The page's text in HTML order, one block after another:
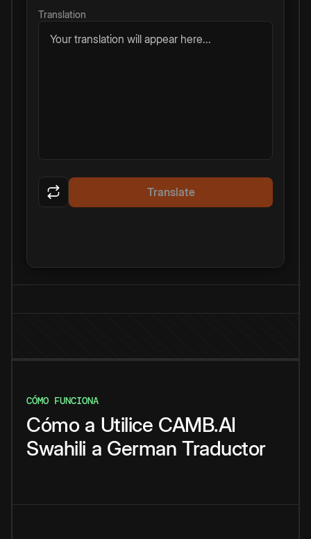
Translation
Your translation will appear here...
Translate
CÓMO FUNCIONA
Cómo a Utilice CAMB.AI
Swahili a German Traductor